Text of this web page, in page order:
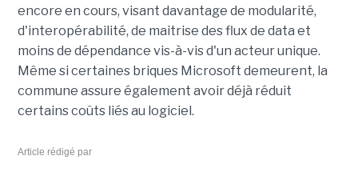
encore en cours, visant davantage de modularité,
d'interopérabilité, de maitrise des flux de data et
moins de dépendance vis-à-vis d'un acteur unique.
Même si certaines briques Microsoft demeurent, la
commune assure également avoir déjà réduit
certains coûts liés au logiciel.
Article rédigé par